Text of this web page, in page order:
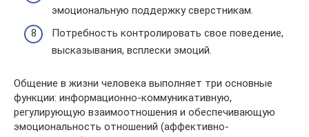
эмоциональную поддержку сверстникам.
Потребность контролировать свое поведение,
высказывания, всплески эмоций.
Общение в жизни человека выполняет три основные
функции: информационно-коммуникативную,
регулирующую взаимоотношения и обеспечивающую
эмоциональность отношений (аффективно-